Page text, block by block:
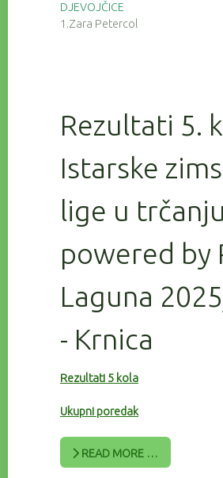
DJEVOJČICE
1.Zara Petercol
Rezultati 5.
Istarske
lige u trčanju
powered by
Laguna
- Krnica
Rezultati 5 kola
Ukupni poredak
READ MORE …